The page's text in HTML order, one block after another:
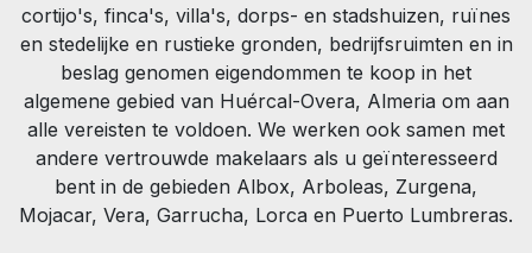
cortijo's, finca's, villa's, dorps- en stadshuizen, ruïnes
en stedelijke en rustieke gronden, bedrijfsruimten en in
beslag genomen eigendommen te koop in het
algemene gebied van Huércal-Overa, Almeria om aan
alle vereisten te voldoen. We werken ook samen met
andere vertrouwde makelaars als u geïnteresseerd
bent in de gebieden Albox, Arboleas, Zurgena,
Mojacar, Vera, Garrucha, Lorca en Puerto Lumbreras.